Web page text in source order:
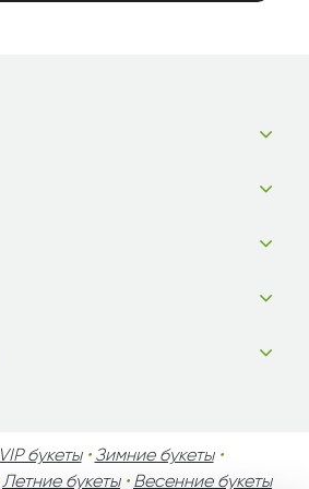
VIP букеты• Зимние букеты•
Летние букеты• Весенние букеты